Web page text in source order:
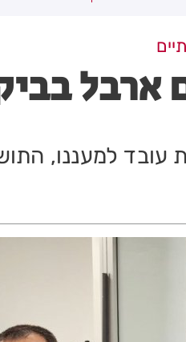
למעננו,